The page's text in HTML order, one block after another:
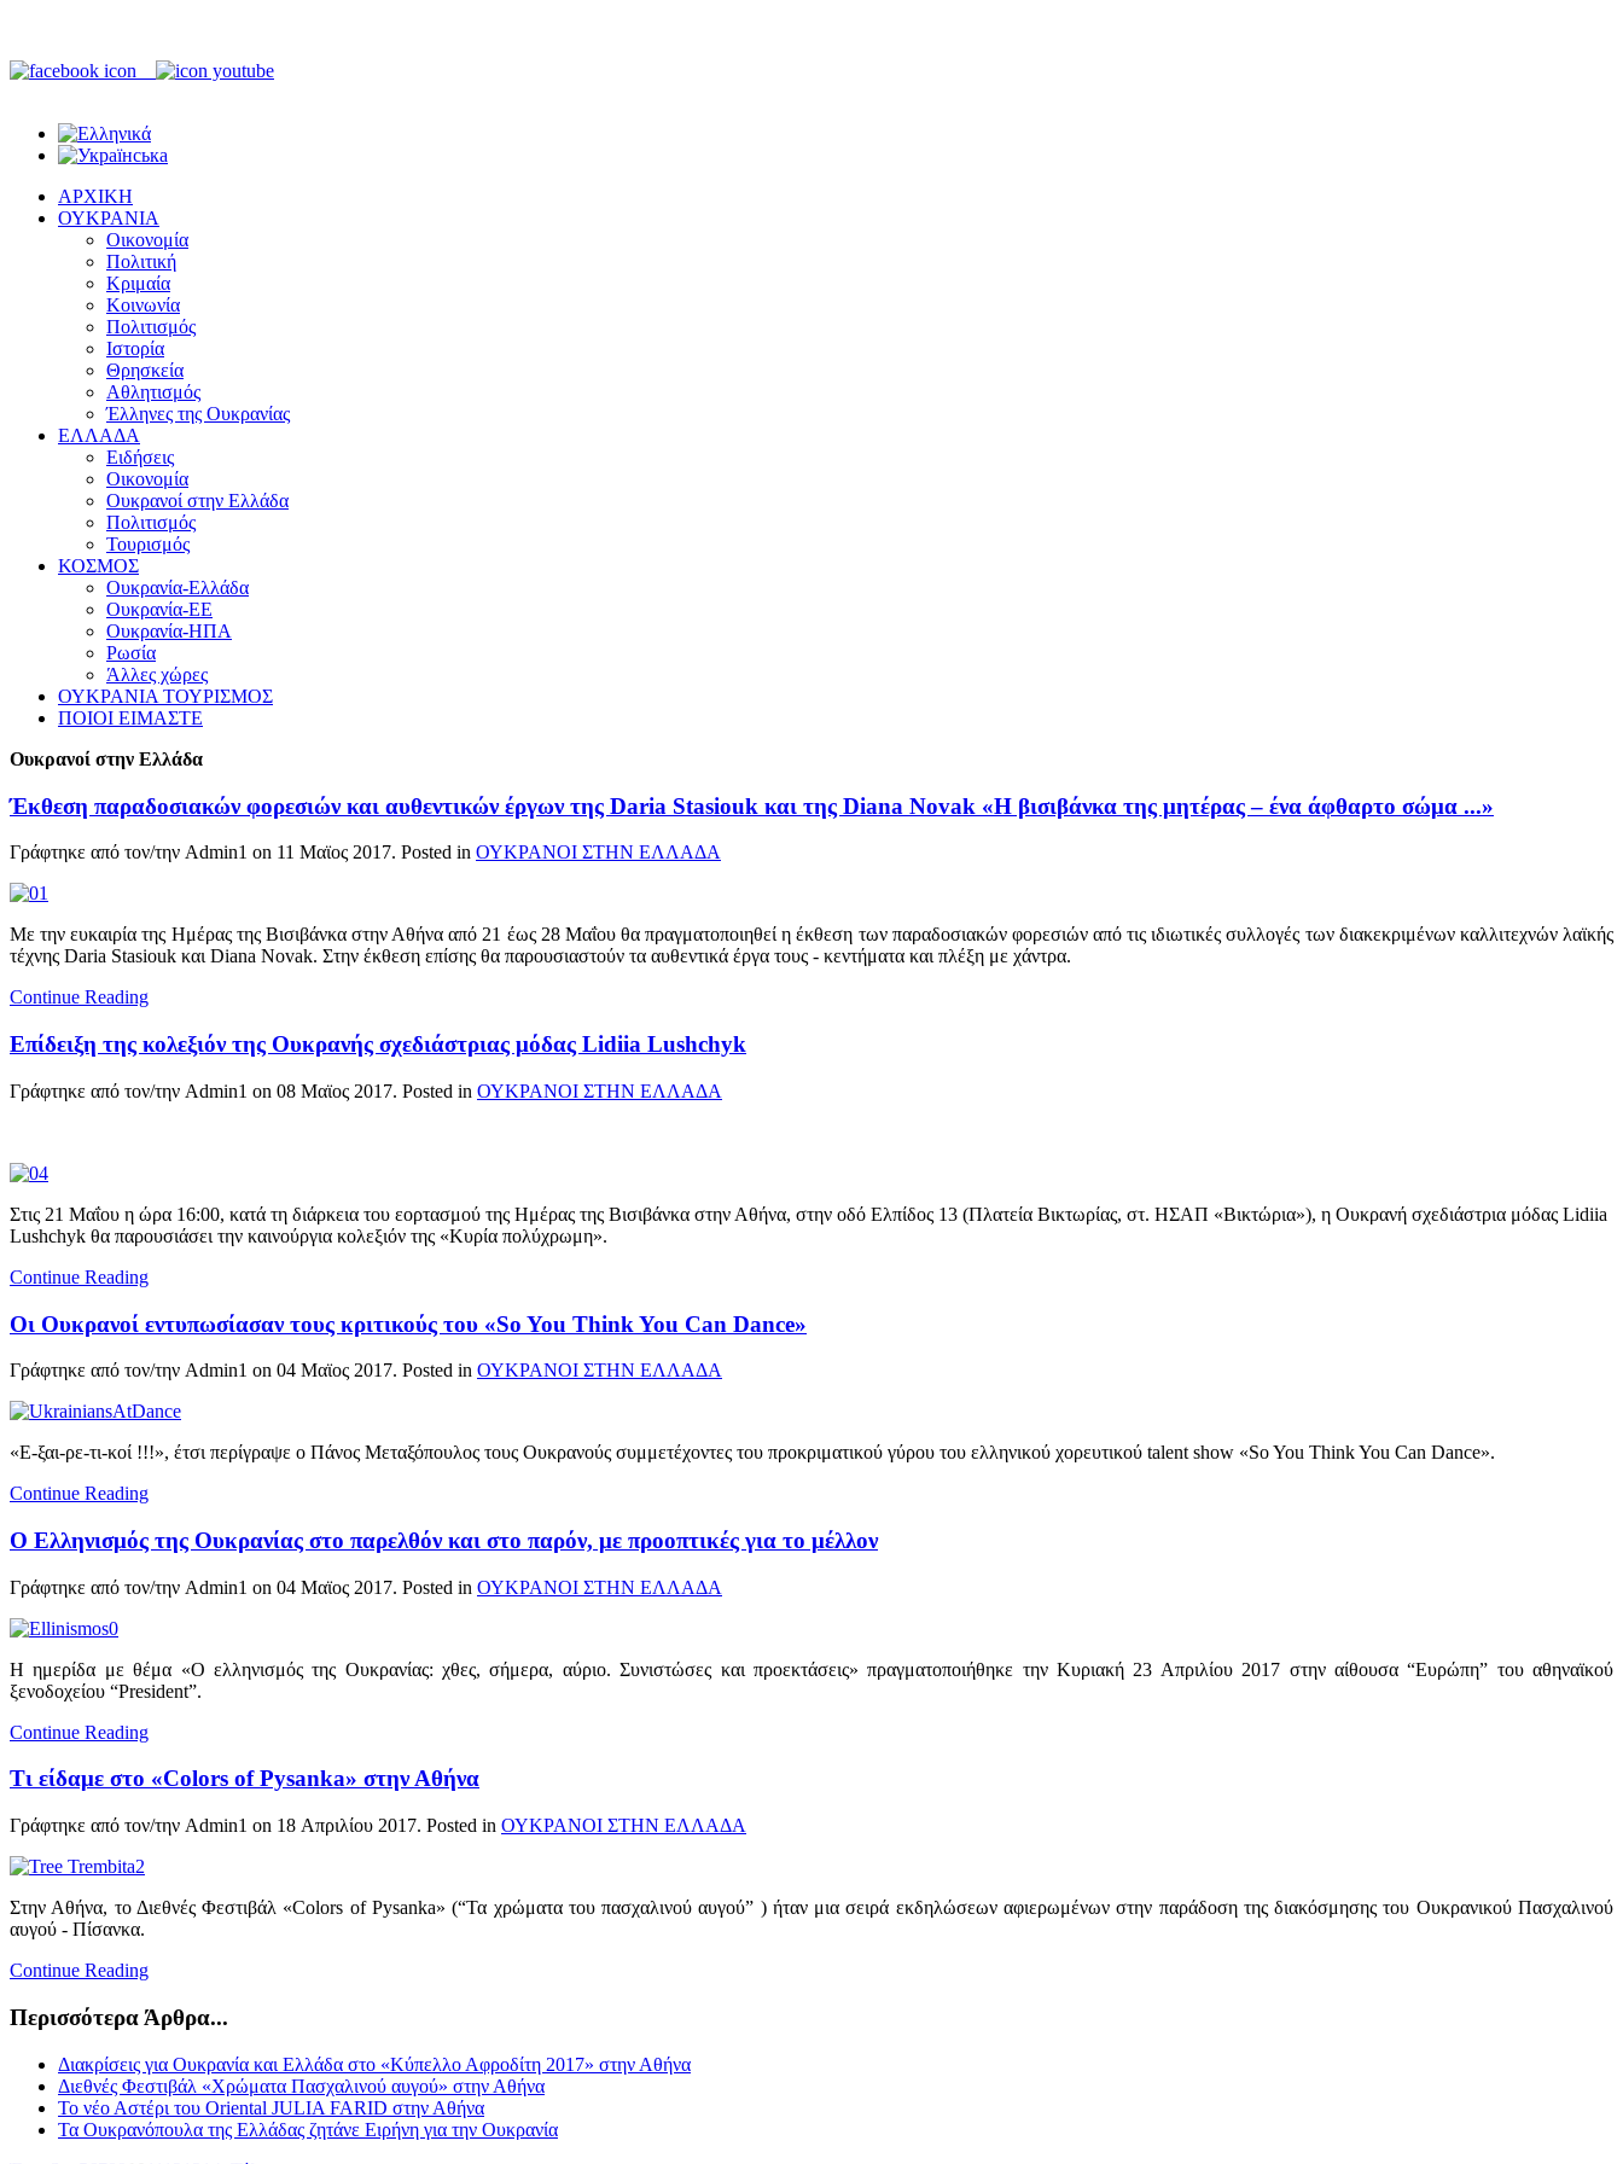
ΑΡΧΙΚΗ
ΟΥΚΡΑΝΙΑ
Οικονομία
Πολιτική
Κριμαία
Κοινωνία
Πολιτισμός
Ιστορία
Θρησκεία
Αθλητισμός
Έλληνες της Ουκρανίας
ΕΛΛΑΔΑ
Ειδήσεις
Οικονομία
Ουκρανοί στην Ελλάδα
Πολιτισμός
Τουρισμός
ΚΟΣΜΟΣ
Ουκρανία-Ελλάδα
Ουκρανία-ΕΕ
Ουκρανία-ΗΠΑ
Ρωσία
Άλλες χώρες
ΟΥΚΡΑΝΙΑ ΤΟΥΡΙΣΜΟΣ
ΠΟΙΟΙ ΕΙΜΑΣΤΕ
Ουκρανοί στην Ελλάδα
Έκθεση παραδοσιακών φορεσιών και αυθεντικών έργων της Daria Stasiouk και της Diana Novak «Η βισιβάνκα της μητέρας – ένα άφθαρτο σώμα ...»
Γράφτηκε από τον/την Admin1 on 11 Μαϊος 2017. Posted in ΟΥΚΡΑΝΟΙ ΣΤΗΝ ΕΛΛΑΔΑ
Με την ευκαιρία της Ημέρας της Βισιβάνκα στην Αθήνα από 21 έως 28 Μαΐου θα πραγματοποιηθεί η έκθεση των παραδοσιακών φορεσιών από τις ιδιωτικές συλλογές των διακεκριμένων καλλιτεχνών λαϊκής
τέχνης Daria Stasiouk και Diana Novak. Στην έκθεση επίσης θα παρουσιαστούν τα αυθεντικά έργα τους - κεντήματα και πλέξη με χάντρα.
Continue Reading
Επίδειξη της κολεξιόν της Ουκρανής σχεδιάστριας μόδας Lidiia Lushchyk
Γράφτηκε από τον/την Admin1 on 08 Μαϊος 2017. Posted in ΟΥΚΡΑΝΟΙ ΣΤΗΝ ΕΛΛΑΔΑ
Στις 21 Μαΐου η ώρα 16:00, κατά τη διάρκεια του εορτασμού της Ημέρας της Βισιβάνκα στην Αθήνα, στην οδό Ελπίδος 13 (Πλατεία Βικτωρίας, στ. ΗΣΑΠ «Βικτώρια»), η Ουκρανή σχεδιάστρια μόδας Lidiia
Lushchyk θα παρουσιάσει την καινούργια κολεξιόν της «Κυρία πολύχρωμη».
Continue Reading
Οι Ουκρανοί εντυπωσίασαν τους κριτικούς του «So You Think You Can Dance»
Γράφτηκε από τον/την Admin1 on 04 Μαϊος 2017. Posted in ΟΥΚΡΑΝΟΙ ΣΤΗΝ ΕΛΛΑΔΑ
«Ε-ξαι-ρε-τι-κοί !!!», έτσι περίγραψε ο Πάνος Μεταξόπουλος τους Ουκρανούς συμμετέχοντες του προκριματικού γύρου του ελληνικού χορευτικού talent show «So You Think You Can Dance».
Continue Reading
Ο Ελληνισμός της Ουκρανίας στο παρελθόν και στο παρόν, με προοπτικές για το μέλλον
Γράφτηκε από τον/την Admin1 on 04 Μαϊος 2017. Posted in ΟΥΚΡΑΝΟΙ ΣΤΗΝ ΕΛΛΑΔΑ
Η ημερίδα με θέμα «Ο ελληνισμός της Ουκρανίας: χθες, σήμερα, αύριο. Συνιστώσες και προεκτάσεις» πραγματοποιήθηκε την Κυριακή 23 Απριλίου 2017 στην αίθουσα “Ευρώπη” του αθηναϊκού
ξενοδοχείου “President”.
Continue Reading
Τι είδαμε στο «Colors of Pysanka» στην Αθήνα
Γράφτηκε από τον/την Admin1 on 18 Απριλίου 2017. Posted in ΟΥΚΡΑΝΟΙ ΣΤΗΝ ΕΛΛΑΔΑ
Στην Αθήνα, το Διεθνές Φεστιβάλ «Colors of Pysanka» (“Τα χρώματα του πασχαλινού αυγού” ) ήταν μια σειρά εκδηλώσεων αφιερωμένων στην παράδοση της διακόσμησης του Ουκρανικού Πασχαλινού
αυγού - Πίσανκα.
Continue Reading
Περισσότερα Άρθρα...
Διακρίσεις για Ουκρανία και Ελλάδα στο «Κύπελλο Αφροδίτη 2017» στην Αθήνα
Διεθνές Φεστιβάλ «Χρώματα Πασχαλινού αυγού» στην Αθήνα
Το νέο Αστέρι του Oriental JULIA FARID στην Αθήνα
Τα Ουκρανόπουλα της Ελλάδας ζητάνε Ειρήνη για την Ουκρανία